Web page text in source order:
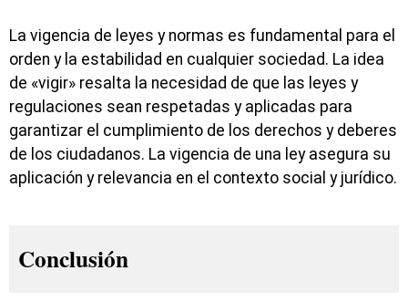
La vigencia de leyes y normas es fundamental para el
orden y la estabilidad en cualquier sociedad. La idea
de «vigir» resalta la necesidad de que las leyes y
regulaciones sean respetadas y aplicadas para
garantizar el cumplimiento de los derechos y deberes
de los ciudadanos. La vigencia de una ley asegura su
aplicación y relevancia en el contexto social y jurídico.
Conclusión